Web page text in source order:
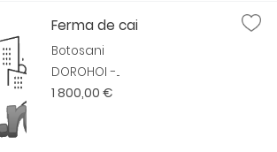
Ferma de cai
Botosani
DOROHOI -...
1 800,00 €